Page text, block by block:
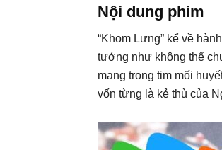
Nội dung phim
“Khom Lưng” kể về
tưởng như không thể
mang trong tim mối
vốn từng là kẻ thù của